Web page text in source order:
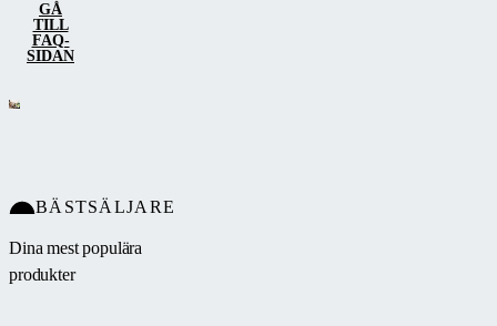
GÅ
TILL
FAQ-
SIDAN
BÄSTSÄLJARE
Dina mest populära
produkter